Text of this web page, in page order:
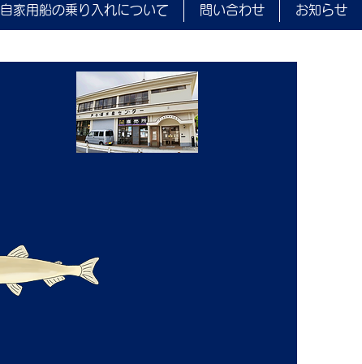
自家用船の乗り入れについて 問い合わせ お知らせ